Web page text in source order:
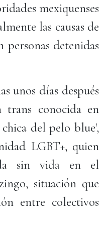
mexiquenses
las causas de
detenidas
unos días después
trans conocida en
chica del pelo blue',
LGBT+, quien
sin vida en el
situación que
entre colectivos